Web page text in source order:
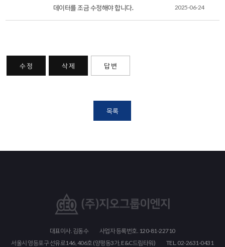
데이터를 조금 수정해야 합니다.
2025-06-24
수 정 삭 제 답 변
목록
대표이사. 김동수
사업자 등록번호. 120-81-22710
서울시 영등포구 선유로146, 406호 (양평동3가, E&C드림타워)
TEL. 02-2631-0431